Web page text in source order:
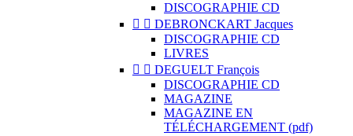
DISCOGRAPHIE CD
  DEBRONCKART Jacques
DISCOGRAPHIE CD
LIVRES
  DEGUELT François
DISCOGRAPHIE CD
MAGAZINE
MAGAZINE EN
TÉLÉCHARGEMENT (pdf)